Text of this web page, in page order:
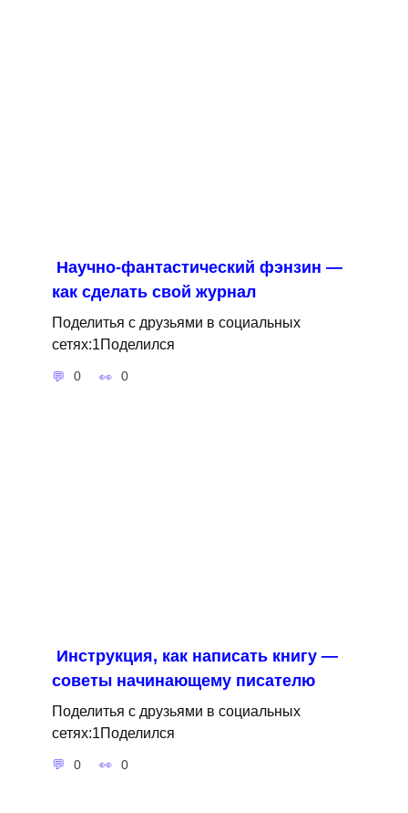
Научно-фантастический фэнзин —
как сделать свой журнал
Поделитья с друзьями в социальных
сетях:1Поделился
0 0
Инструкция, как написать книгу —
советы начинающему писателю
Поделитья с друзьями в социальных
сетях:1Поделился
0 0